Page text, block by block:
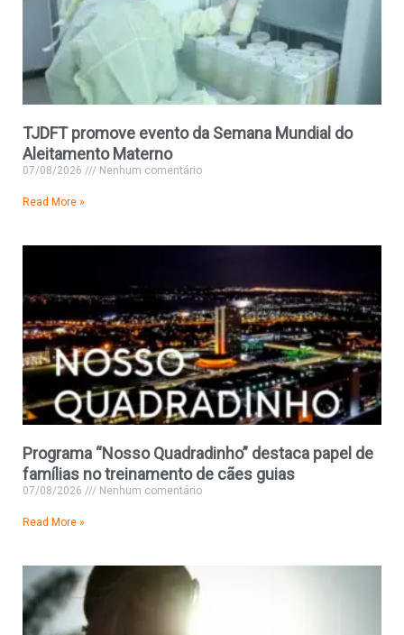
TJDFT promove evento da Semana Mundial do
Aleitamento Materno
07/08/2026 Nenhum comentário
Read More »
Programa “Nosso Quadradinho” destaca papel de
famílias no treinamento de cães guias
07/08/2026 Nenhum comentário
Read More »